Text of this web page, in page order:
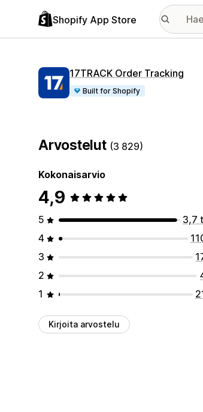
Shopify App Store
17TRACK Order Tracking
Built for Shopify
Arvostelut (3 829)
Kokonaisarvio
4,9
5
3,7
4
3
2
1
Kirjoita arvostelu